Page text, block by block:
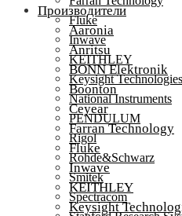
Fluke
Inwave
KEITHLEY
Keysight Technologies
National Instruments
PENDULUM
Rigol
Rohde&Schwarz
Smitek
Spectracom
Производители
Aaronia
Anritsu
BONN Elektronik
Boonton
Ceyear
Farran Technology
Fluke
Inwave
KEITHLEY
Keysight